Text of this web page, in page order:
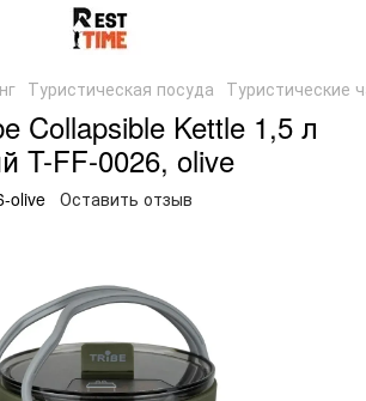
Туристическая посуда Туристические
Collapsible Kettle 1,5 л
T-FF-0026, olive
olive Оставить отзыв